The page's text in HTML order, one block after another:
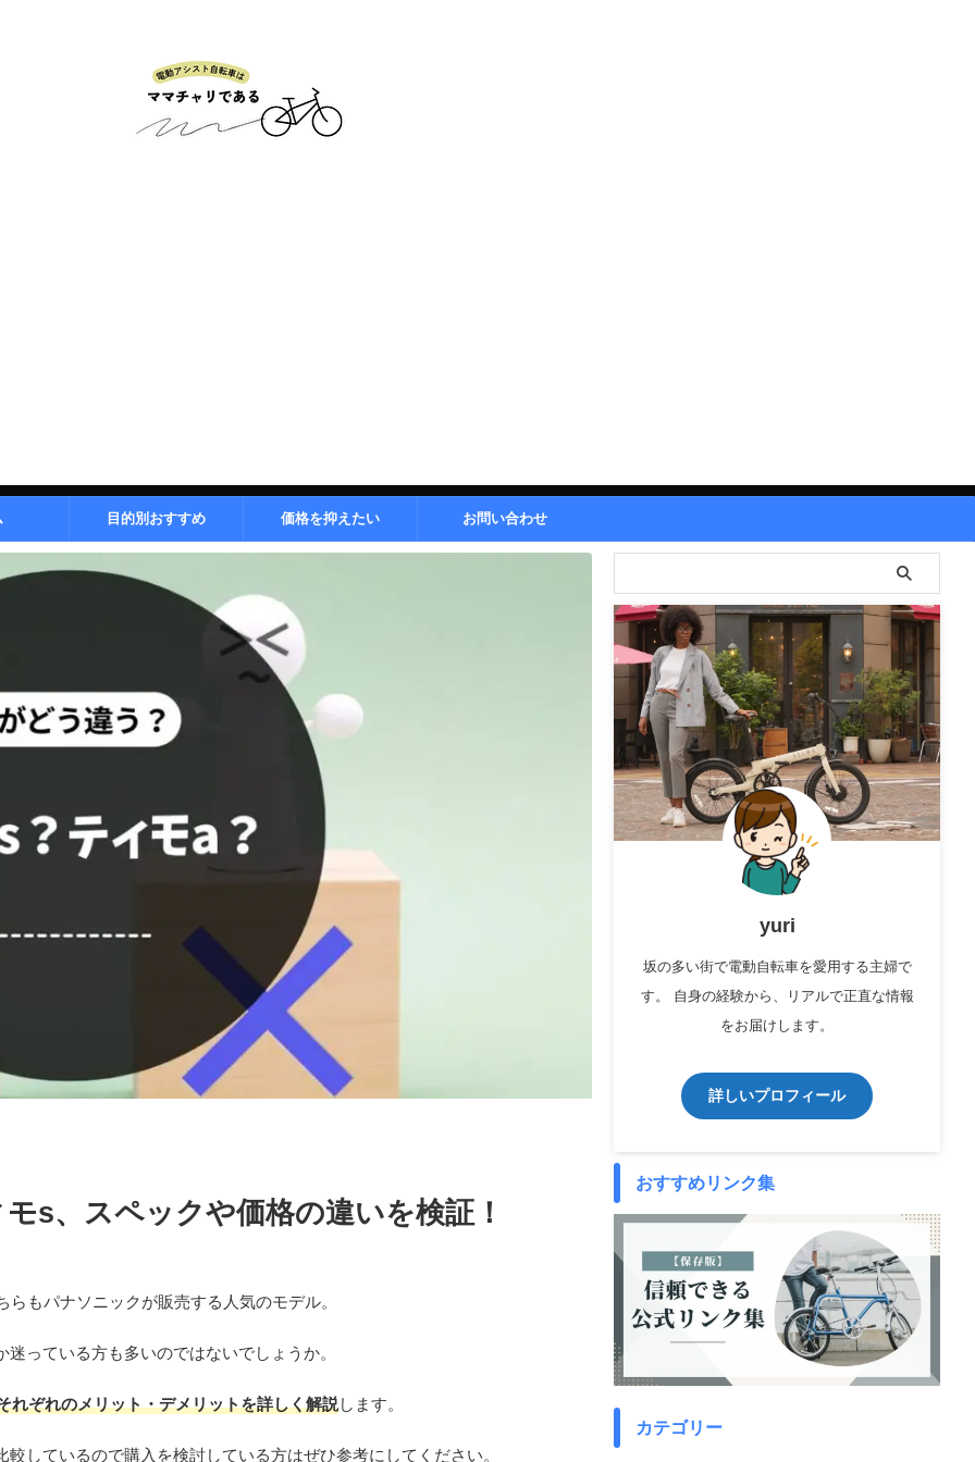
目的別おすすめ 価格を抑えたい お問い合わせ
s、スペックや価格の違いを検証！
もパナソニックが販売する人気のモデル。
っている方も多いのではないでしょうか。
れぞれのメリット・デメリットを詳しく解説します。
しているので購入を検討している方はぜひ参考にしてください。
yuri
坂の多い街で電動自転車を愛用する主婦で
す。 自身の経験から、リアルで正直な情報
をお届けします。
詳しいプロフィール
おすすめリンク集
カテゴリー